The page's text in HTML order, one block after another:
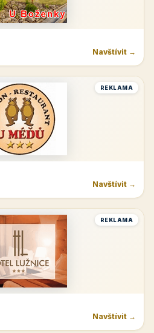
Navštívit →
REKLAMA
Navštívit →
REKLAMA
Navštívit →